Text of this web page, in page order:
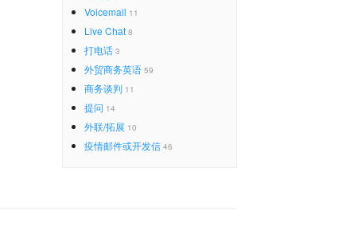
Voicemail 11
Live Chat 8
打电话 3
外贸商务英语 59
商务谈判 11
提问 14
外联/拓展 10
疫情邮件或开发信 46